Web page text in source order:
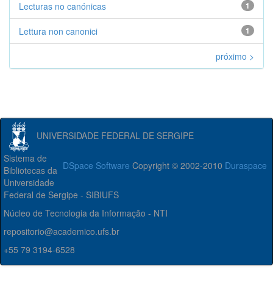
1
Lecturas no canónicas
1
Lettura non canonici
próximo >
UNIVERSIDADE FEDERAL DE SERGIPE
DSpace Software Copyright © 2002-2010 Duraspace
Sistema de
Bibliotecas da
Universidade
Federal de Sergipe - SIBIUFS
Núcleo de Tecnologia da Informação - NTI
repositorio@academico.ufs.br
+55 79 3194-6528